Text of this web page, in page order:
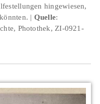
hingewiesen,
Quelle:
Photothek, ZI-0921-